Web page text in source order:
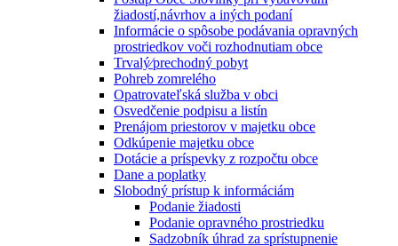
žiadostí,návrhov a iných podaní
Informácie o spôsobe podávania opravných
prostriedkov voči rozhodnutiam obce
Trvalý⁄prechodný pobyt
Pohreb zomrelého
Opatrovateľská služba v obci
Osvedčenie podpisu a listín
Prenájom priestorov v majetku obce
Odkúpenie majetku obce
Dotácie a príspevky z rozpočtu obce
Dane a poplatky
Slobodný prístup k informáciám
Podanie žiadosti
Podanie opravného prostriedku
Sadzobník úhrad za sprístupnenie